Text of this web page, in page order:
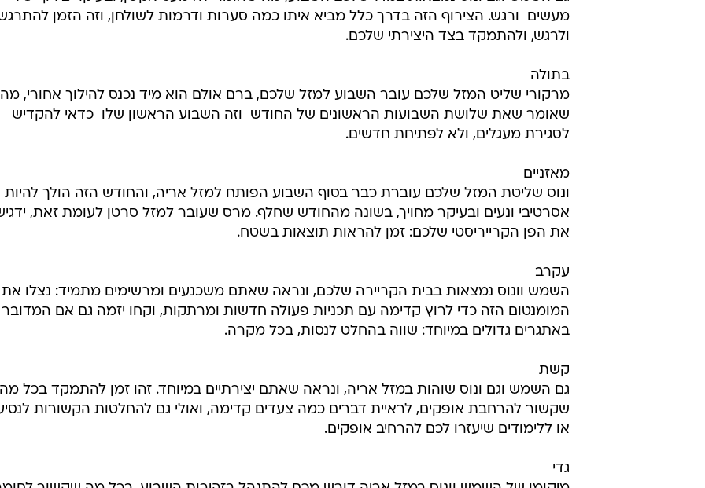
הזמן לנוח מעט. מרקורי שליט המזל שלכם עובר להילוך אחורי, והגיע הזמן להסתכל אחורה
השבוע עובר מרס האסרטיבי למזל שלכם, ומביא איתו יום של אנרגיה וכושר עשייה, סרטנונים.
הזמן להפשיל שרוולים, להעביר הילוך, ולהתחיל לנסות ולממש את כל היזמות והרעיונות שהיו
בחדשיים האחרונים.. הגיע הזמן!
גם השמש וגם ונוס נמצאות במזל שלכם השבוע, מה שאומר לא מעט אקשן, ובעיקר צירוף של
מעשים  ורגש. הצירוף הזה בדרך כלל מביא איתו כמה סערות ודרמות לשולחן, וזה הזמן
ולרגש, ולהתמקד בצד היצירתי שלכם.
מרקורי שליט המזל שלכם עובר השבוע למזל שלכם, ברם אולם הוא מיד נכנס להילוך אחורי, מה
שאומר שאת שלושת השבועות הראשונים של החודש  וזה השבוע הראשון שלו  כדאי להקדיש
לסגירת מעגלים, ולא לפתיחת חדשים.
ונוס שליטת המזל שלכם עוברת כבר בסוף השבוע הפותח למזל אריה, והחודש הזה הולך להיות
אסרטיבי ונעים ובעיקר מחויך, בשונה מהחודש שחלף. מרס שעובר למזל סרטן לעומת זאת,
את הפן הקרייריסטי שלכם: זמן להראות תוצאות בשטח.
השמש וונוס נמצאות בבית הקריירה שלכם, ונראה שאתם משכנעים ומרשימים מתמיד: נצלו את
המומנטום הזה כדי לרוץ קדימה עם תכניות פעולה חדשות ומרתקות, וקחו יזמה גם אם המדובר